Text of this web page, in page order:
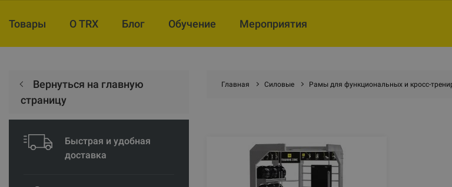
Товары О TRX Блог Обучение Мероприятия
Вернуться на главную
страницу
Быстрая и удобная
доставка
Главная Силовые Рамы для функциональных и кросс-